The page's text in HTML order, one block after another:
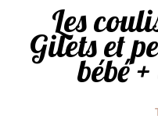
Les
Gilets et
bébé